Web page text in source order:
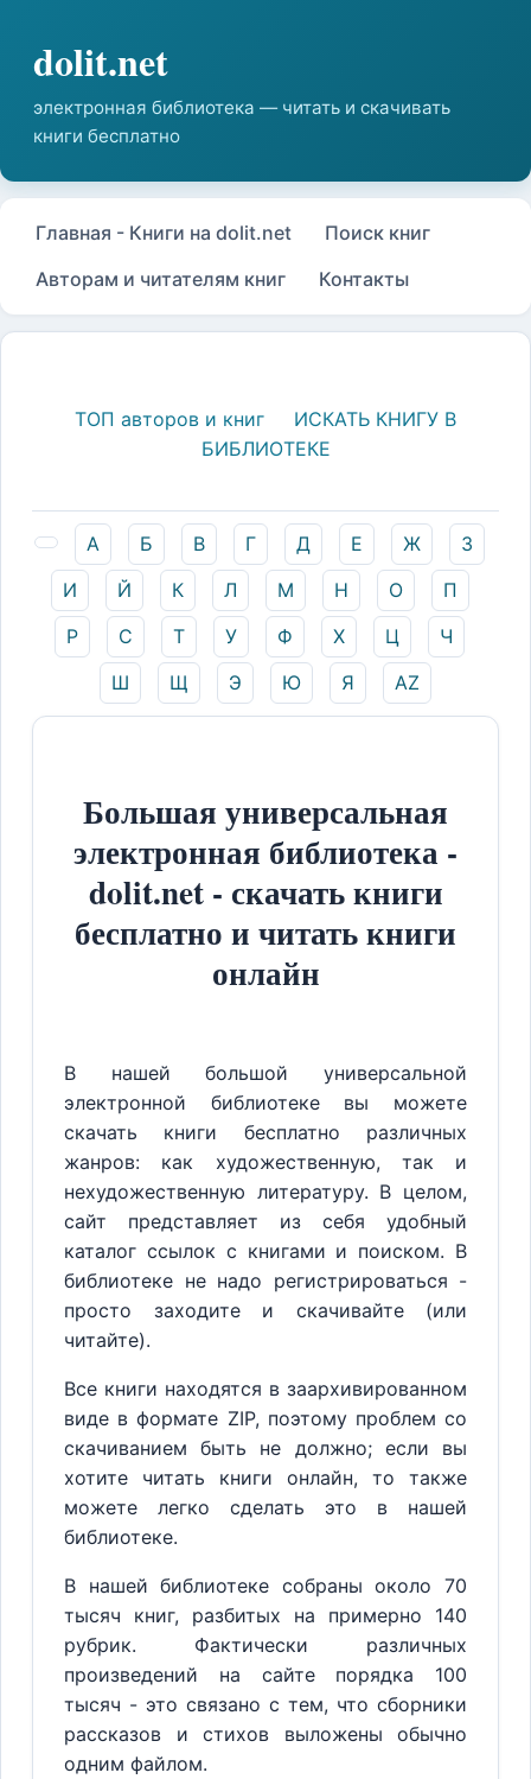
Главная - Книги на dolit.net
Поиск книг
Авторам и читателям книг
Контакты
ТОП авторов и книг
ИСКАТЬ КНИГУ В
БИБЛИОТЕКЕ
А Б В Г Д Е Ж
З
И
Й К Л М Н О
П
Р
С Т У Ф Х Ц
Ч
Ш
Щ Э Ю Я AZ
Большая универсальная
электронная библиотека -
dolit.net - скачать книги
бесплатно и читать книги
онлайн
В нашей большой универсальной
электронной библиотеке вы можете
скачать книги бесплатно различных
жанров: как художественную, так и
нехудожественную литературу. В целом,
сайт представляет из себя удобный
каталог ссылок с книгами и поиском. В
библиотеке не надо регистрироваться -
просто заходите и скачивайте (или
читайте).
Все книги находятся в заархивированном
виде в формате ZIP, поэтому проблем со
скачиванием быть не должно; если вы
хотите читать книги онлайн, то также
можете легко сделать это в нашей
библиотеке.
В нашей библиотеке собраны около 70
тысяч книг, разбитых на примерно 140
рубрик. Фактически различных
произведений на сайте порядка 100
тысяч - это связано с тем, что сборники
рассказов и стихов выложены обычно
одним файлом.